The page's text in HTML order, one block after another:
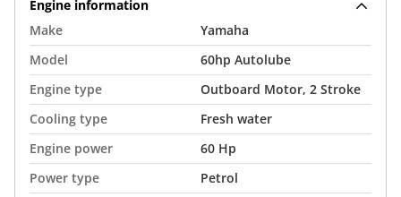
Engine information
Make
Yamaha
Model
60hp Autolube
Engine type
Outboard Motor, 2 Stroke
Cooling type
Fresh water
Engine power
60 Hp
Power type
Petrol